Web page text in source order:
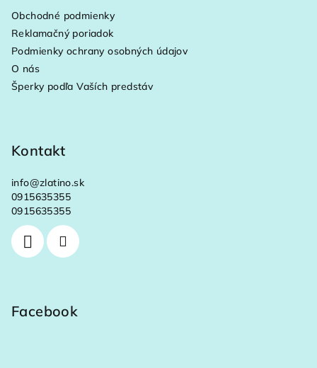
Obchodné podmienky
Reklamačný poriadok
Podmienky ochrany osobných údajov
O nás
Šperky podľa Vaších predstáv
Kontakt
info@zlatino.sk
0915635355
0915635355
Facebook